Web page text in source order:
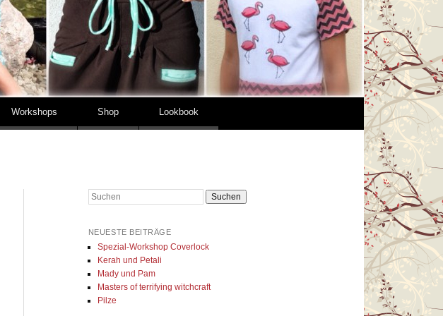
Workshops Shop Lookbook
Suchen
NEUESTE BEITRÄGE
Spezial-Workshop Coverlock
Kerah und Petali
Mady und Pam
Masters of terrifying witchcraft
Pilze